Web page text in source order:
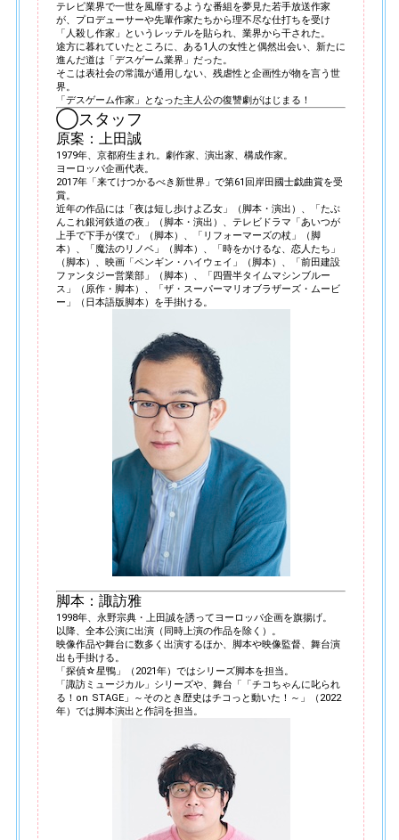
テレビ業界で一世を風靡するような番組を夢見た若手放送作家
が、プロデューサーや先輩作家たちから理不尽な仕打ちを受け
「人殺し作家」というレッテルを貼られ、業界から干された。
途方に暮れていたところに、ある1人の女性と偶然出会い、新たに
進んだ道は「デスゲーム業界」だった。
そこは表社会の常識が通用しない、残虐性と企画性が物を言う世
界。
「デスゲーム作家」となった主人公の復讐劇がはじまる！
◯スタッフ
原案：上田誠
1979年、京都府生まれ。劇作家、演出家、構成作家。
ヨーロッパ企画代表。
2017年「来てけつかるべき新世界」で第61回岸田國士戯曲賞を受
賞。
近年の作品には「夜は短し歩けよ乙女」（脚本・演出）、「たぶ
んこれ銀河鉄道の夜」（脚本・演出）、テレビドラマ「あいつが
上手で下手が僕で」（脚本）、「リフォーマーズの杖」（脚
本）、「魔法のリノベ」（脚本）、「時をかけるな、恋人たち」
（脚本）、映画「ペンギン・ハイウェイ」（脚本）、「前田建設
ファンタジー営業部」（脚本）、「四畳半タイムマシンブルー
ス」（原作・脚本）、「ザ・スーパーマリオブラザーズ・ムービ
ー」（日本語版脚本）を手掛ける。
脚本：諏訪雅
1998年、永野宗典・上田誠を誘ってヨーロッパ企画を旗揚げ。
以降、全本公演に出演（同時上演の作品を除く）。
映像作品や舞台に数多く出演するほか、脚本や映像監督、舞台演
出も手掛ける。
「探偵☆星鴨」（2021年）ではシリーズ脚本を担当。
「諏訪ミュージカル」シリーズや、舞台「「チコちゃんに叱られ
る！on STAGE」～そのとき歴史はチコっと動いた！～」（2022
年）では脚本演出と作詞を担当。